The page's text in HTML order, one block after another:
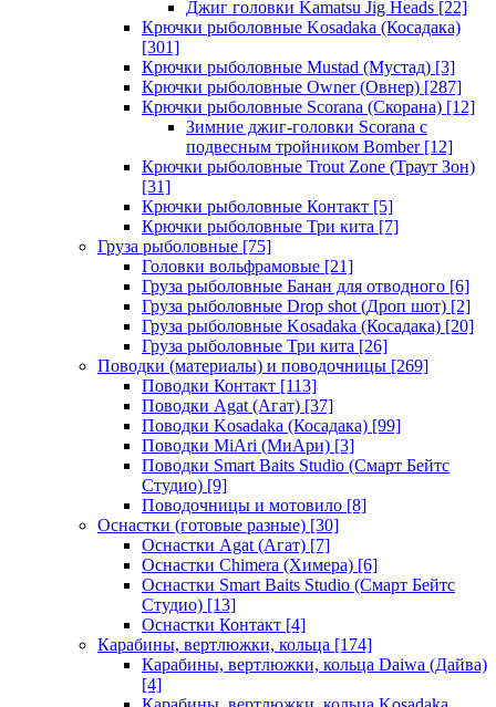
Джиг головки Kamatsu Jig Heads [22]
Крючки рыболовные Kosadaka (Косадака)
[301]
Крючки рыболовные Mustad (Мустад) [3]
Крючки рыболовные Owner (Овнер) [287]
Крючки рыболовные Scorana (Скорана) [12]
Зимние джиг-головки Scorana с
подвесным тройником Bomber[12]
Крючки рыболовные Trout Zone (Траут Зон)
[31]
Крючки рыболовные Контакт [5]
Крючки рыболовные Три кита [7]
Груза рыболовные [75]
Головки вольфрамовые [21]
Груза рыболовные Банан для отводного [6]
Груза рыболовные Drop shot (Дроп шот) [2]
Груза рыболовные Kosadaka (Косадака) [20]
Груза рыболовные Три кита [26]
Поводки (материалы) и поводочницы [269]
Поводки Контакт [113]
Поводки Agat (Агат) [37]
Поводки Kosadaka (Косадака) [99]
Поводки MiAri (МиАри) [3]
Поводки Smart Baits Studio (Смарт Бейтс
Студио) [9]
Поводочницы и мотовило [8]
Оснастки (готовые разные) [30]
Оснастки Agat (Агат) [7]
Оснастки Chimera (Химера) [6]
Оснастки Smart Baits Studio (Смарт Бейтс
Студио) [13]
Оснастки Контакт [4]
Карабины, вертлюжки, кольца [174]
Карабины, вертлюжки, кольца Daiwa (Дайва)
[4]